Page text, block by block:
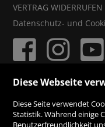
VERTRAG WIDERRUFEN
Datenschutz- und
Diese Webseite
Diese Seite verwendet
Statistik. Während einige
Benutzerfreundlichkeit